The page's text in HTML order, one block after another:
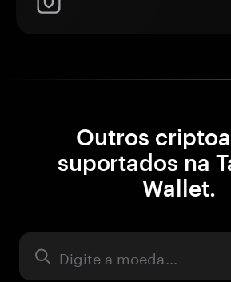
Outros
suportados na
Wallet.
Ativo